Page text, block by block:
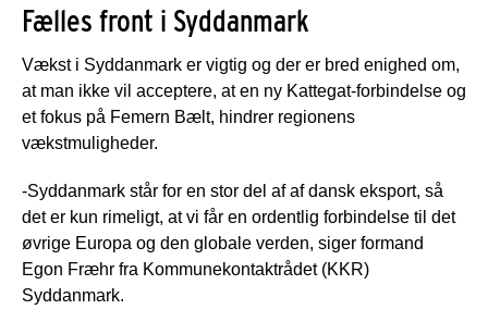
Fælles front i Syddanmark
Vækst i Syddanmark er vigtig og der er bred enighed om,
at man ikke vil acceptere, at en ny Kattegat-forbindelse og
et fokus på Femern Bælt, hindrer regionens
vækstmuligheder.
-Syddanmark står for en stor del af af dansk eksport, så
det er kun rimeligt, at vi får en ordentlig forbindelse til det
øvrige Europa og den globale verden, siger formand
Egon Fræhr fra Kommunekontaktrådet (KKR)
Syddanmark.